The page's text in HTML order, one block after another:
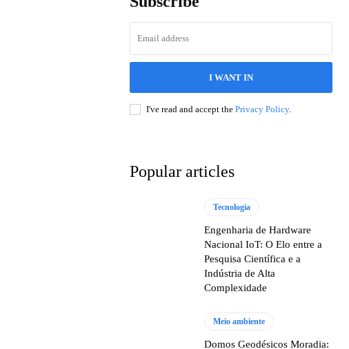
I WANT IN
I've read and accept the Privacy Policy.
Popular articles
Tecnologia
Engenharia de Hardware
Nacional IoT: O Elo entre a
Pesquisa Científica e a
Indústria de Alta
Complexidade
Meio ambiente
Domos Geodésicos Moradia: